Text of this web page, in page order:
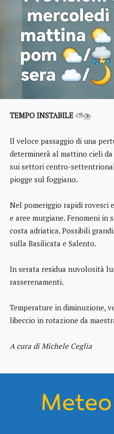
TEMPO INSTABILE ⛅⛈️
Il veloce passaggio di una
determinerà al mattino cieli
sui settori centro-
piogge sul foggiano.
Nel pomeriggio rapidi rovesci
e aree murgiane. Fenomeni in
costa adriatica. Possibili
sulla Basilicata e Salento.
In serata residua nuvolosità
rasserenamenti.
Temperature in diminuzione,
libeccio in rotazione da
A cura di Michele Ceglia